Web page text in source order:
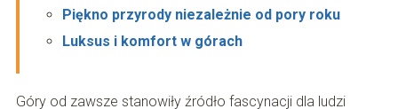
Piękno przyrody niezależnie od pory roku
Luksus i komfort w górach
Góry od zawsze stanowiły źródło fascynacji dla ludzi